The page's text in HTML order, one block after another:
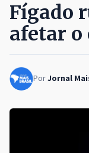
Fígado
afetar o
PorJornal